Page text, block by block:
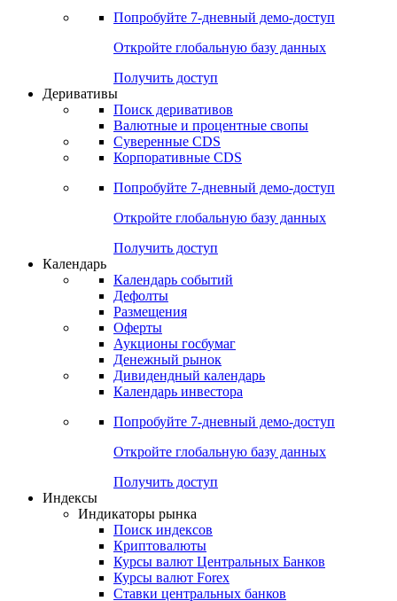
Сравнение ETF & Funds
Поиск Mutual Funds
Попробуйте7-дневный
Откройте глобальную базу данных
Получить доступ
Деривативы
Валютные и процентные свопы
Корпоративные CDS
Попробуйте7-дневный
Откройте глобальную базу данных
Получить доступ
Календарь
Календарь событий
Дефолты
Размещения
Оферты
Денежный рынок
Календарь инвестора
Попробуйте7-дневный
Откройте глобальную базу данных
Получить доступ
Индикаторы рынка
Поиск индексов